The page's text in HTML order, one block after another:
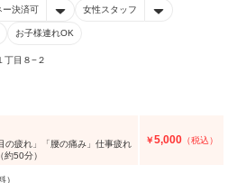
ー決済可 女性スタッフ
お子様連れOK
丁目８−２
の疲れ」「腰の痛み」仕事疲れ
50分）
￥5,000 （税込）
）